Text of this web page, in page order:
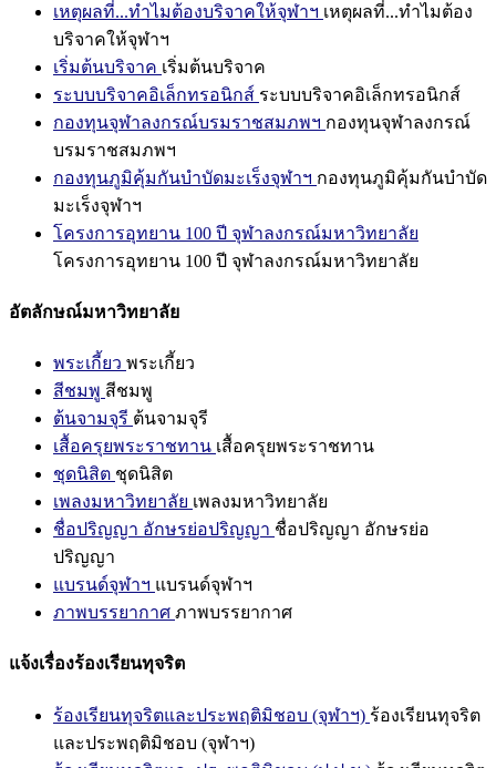
เหตุผลที่...ทำไมต้องบริจาคให้จุฬาฯ เหตุผลที่...ทำไมต้อง
บริจาคให้จุฬาฯ
เริ่มต้นบริจาค เริ่มต้นบริจาค
ระบบบริจาคอิเล็กทรอนิกส์ ระบบบริจาคอิเล็กทรอนิกส์
กองทุนจุฬาลงกรณ์บรมราชสมภพฯ กองทุนจุฬาลงกรณ์
บรมราชสมภพฯ
กองทุนภูมิคุ้มกันบำบัดมะเร็งจุฬาฯ กองทุนภูมิคุ้มกันบำบัด
มะเร็งจุฬาฯ
โครงการอุทยาน 100 ปี จุฬาลงกรณ์มหาวิทยาลัย
โครงการอุทยาน 100 ปี จุฬาลงกรณ์มหาวิทยาลัย
อัตลักษณ์มหาวิทยาลัย
พระเกี้ยว พระเกี้ยว
สีชมพู สีชมพู
ต้นจามจุรี ต้นจามจุรี
เสื้อครุยพระราชทาน เสื้อครุยพระราชทาน
ชุดนิสิต ชุดนิสิต
เพลงมหาวิทยาลัย เพลงมหาวิทยาลัย
ชื่อปริญญา อักษรย่อปริญญา ชื่อปริญญา อักษรย่อ
ปริญญา
แบรนด์จุฬาฯ แบรนด์จุฬาฯ
ภาพบรรยากาศ ภาพบรรยากาศ
แจ้งเรื่องร้องเรียนทุจริต
ร้องเรียนทุจริตและประพฤติมิชอบ (จุฬาฯ) ร้องเรียนทุจริต
และประพฤติมิชอบ (จุฬาฯ)